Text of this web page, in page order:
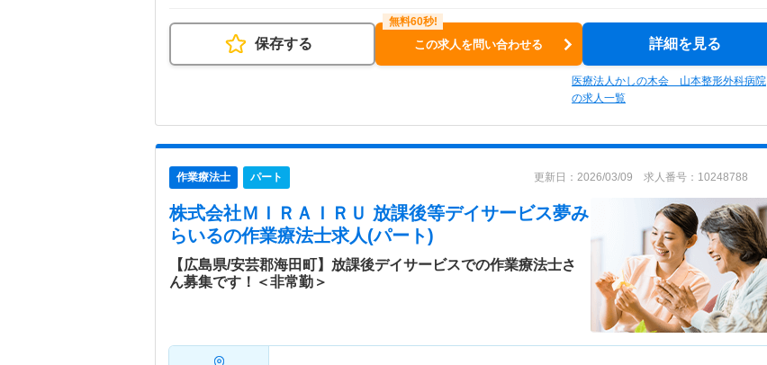
保存する この求人を問い合わせる 詳細を見る
医療法人かしの木会 山本整形外科病院
の求人一覧
作業療法士 パート 更新日：2026/03/09 求人番号：10248788
株式会社ＭＩＲＡＩＲＵ 放課後等デイサービス夢み
らいるの作業療法士求人(パート)
【広島県/安芸郡海田町】放課後デイサービスでの作業療法士さ
ん募集です！＜非常勤＞